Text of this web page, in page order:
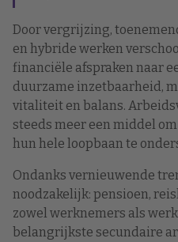
Door vergrijzing,
en hybride werken
financiële afspraken naar
duurzame inzetbaarheid,
vitaliteit en balans.
steeds meer een middel
hun hele loopbaan te
Ondanks vernieuwende
noodzakelijk: pensioen,
zowel werknemers als
belangrijkste secundaire